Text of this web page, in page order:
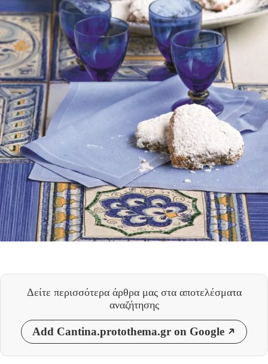
Δείτε περισσότερα άρθρα μας στα αποτελέσματα
αναζήτησης
Add Cantina.protothema.gr on Google